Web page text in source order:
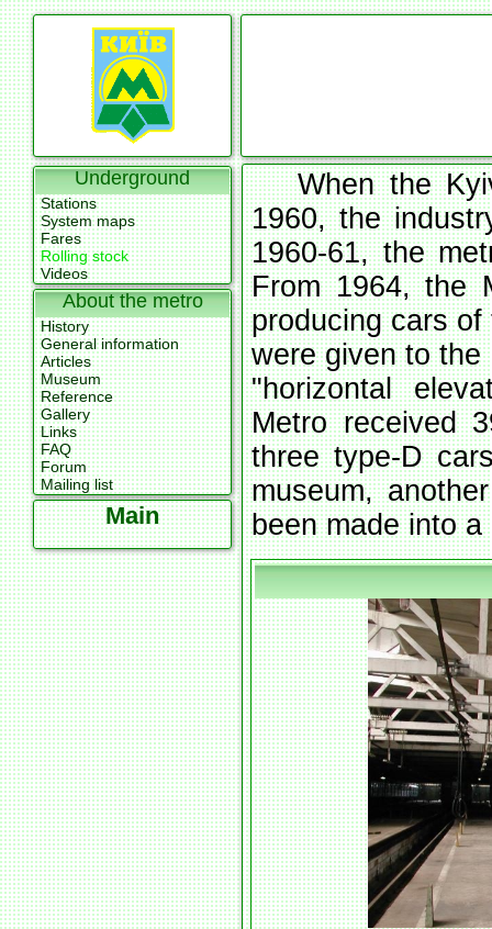
Underground
Stations
System maps
Fares
Rolling stock
Videos
About the metro
History
General information
Articles
Museum
Reference
Gallery
Links
FAQ
Forum
Mailing list
Main
When the
1960, the
1960-61, the
From 1964, the
producing cars
were given to
"horizontal
Metro received
three type-D
museum,
been made into